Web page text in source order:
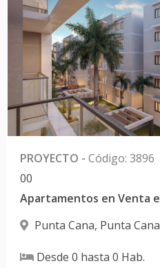
PROYECTO - Código: 3896
00
Punta Cana, Punta Cana
Desde 0 hasta 0 Hab.